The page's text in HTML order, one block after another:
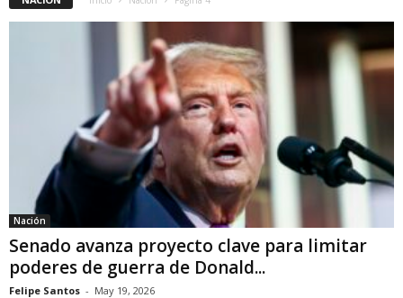
Nación
Senado avanza proyecto clave para limitar
poderes de guerra de Donald...
Felipe Santos - May 19, 2026